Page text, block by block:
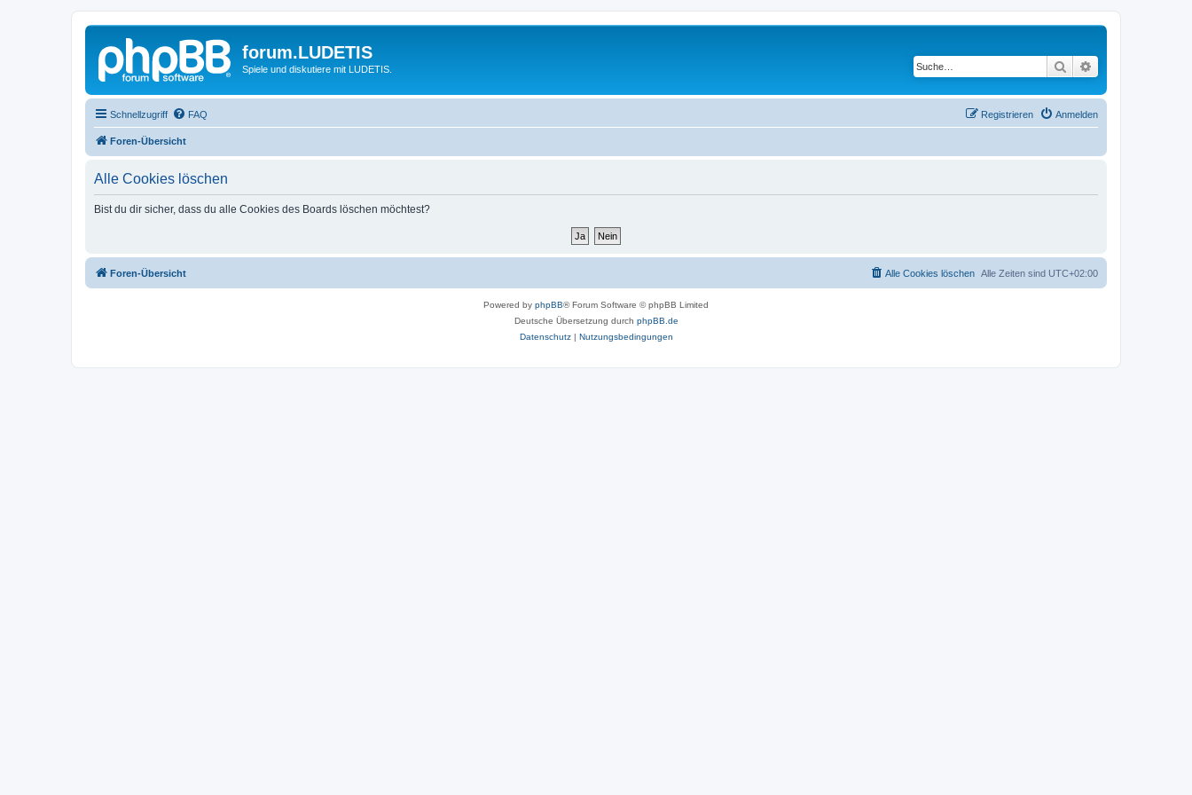
forum.LUDETIS
Spiele und diskutiere mit LUDETIS. Suche
Schnellzugriff FAQ Anmelden
Registrieren
Foren-Übersicht
Alle Cookies löschen
Bist du dir sicher, dass du alle Cookies des Boards löschen möchtest?
Foren-Übersicht Alle Zeiten sind UTC+02:00
Alle Cookies löschen
Powered by phpBB® Forum Software © phpBB Limited
Deutsche Übersetzung durch phpBB.de
Datenschutz| Nutzungsbedingungen